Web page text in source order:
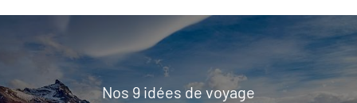
Nos 9 idées de voyage